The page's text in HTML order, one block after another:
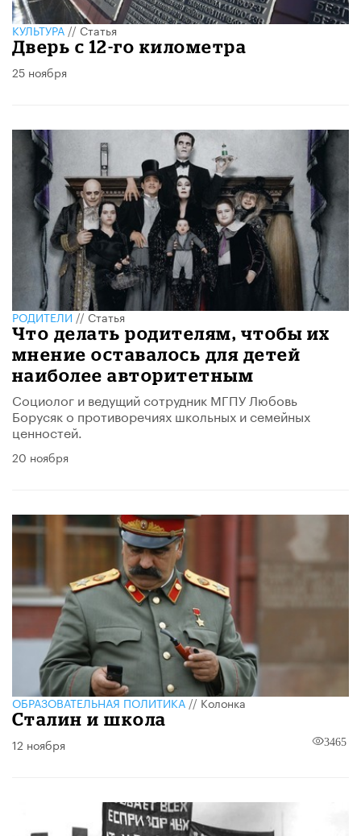
КУЛЬТУРА//Статья
Дверь с 12-го километра
25 ноября
РОДИТЕЛИ//Статья
Что делать родителям, чтобы их
мнение оставалось для детей
наиболее авторитетным
Социолог и ведущий сотрудник МГПУ Любовь
Борусяк о противоречиях школьных и семейных
ценностей.
20 ноября
ОБРАЗОВАТЕЛЬНАЯ ПОЛИТИКА//Колонка
Сталин и школа
12 ноября 3465